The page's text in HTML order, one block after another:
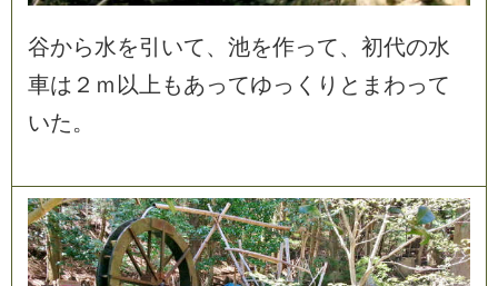
谷から水を引 いて、 池を作って、 初代の水
車は ２ ｍ 以 上 もあってゆっ く り と ま わって
いた。